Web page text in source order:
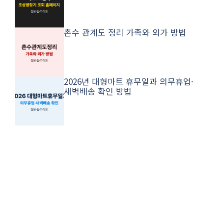
촌수 관계도 정리 가족와 외가 방법
2026년 대형마트 휴무일과 의무휴업·
새벽배송 확인 방법